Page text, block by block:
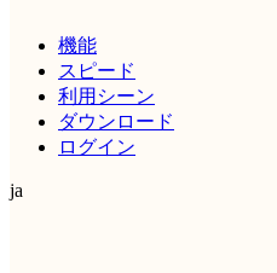
機能
スピード
利用シーン
ダウンロード
ログイン
ja